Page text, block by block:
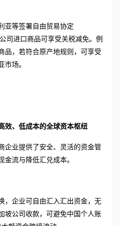
亚等签署自由贸易协定
司进口商品可享受关税减免。例
品，若符合原产地规则，可享受
市场。
效、低成本的全球资本枢纽
企业提供了安全、灵活的资金管
金流与降低汇兑成本。
，企业可自由汇入汇出资金，无
坡公司收款，可避免中国个人账